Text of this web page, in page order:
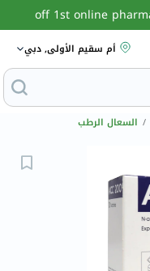
أم سقيم الأولى, دبي
/ السعال الرطب